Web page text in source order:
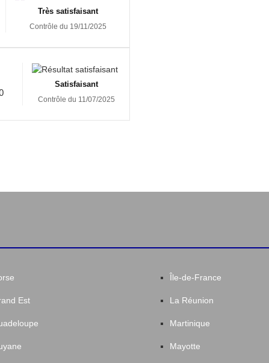
Très satisfaisant
Contrôle du 19/11/2025
Satisfaisant
Contrôle du 11/07/2025
Est
Île-de-France
La Réunion
Martinique
Mayotte